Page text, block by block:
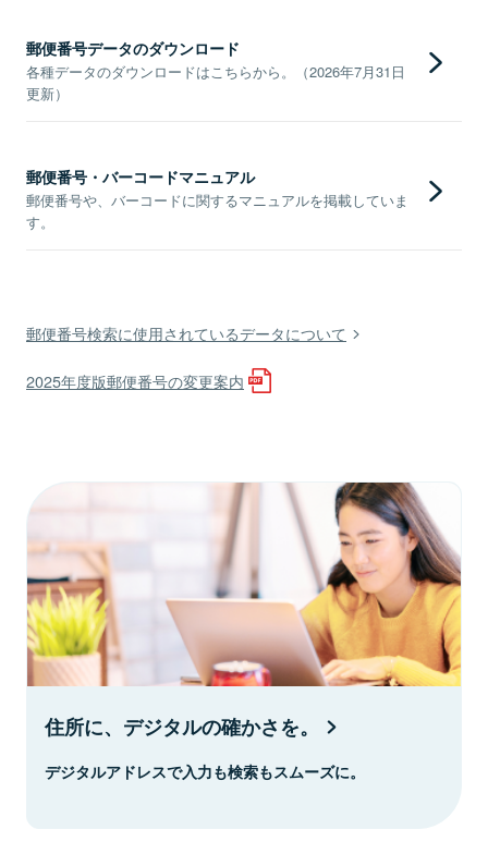
郵便番号データのダウンロード
各種データのダウンロードはこちらから。（2026年7月31日
更新）
郵便番号・バーコードマニュアル
郵便番号や、バーコードに関するマニュアルを掲載していま
す。
郵便番号検索に使用されているデータについて
2025年度版郵便番号の変更案内
住所に、デジタルの確かさを。
デジタルアドレスで入力も検索もスムーズに。